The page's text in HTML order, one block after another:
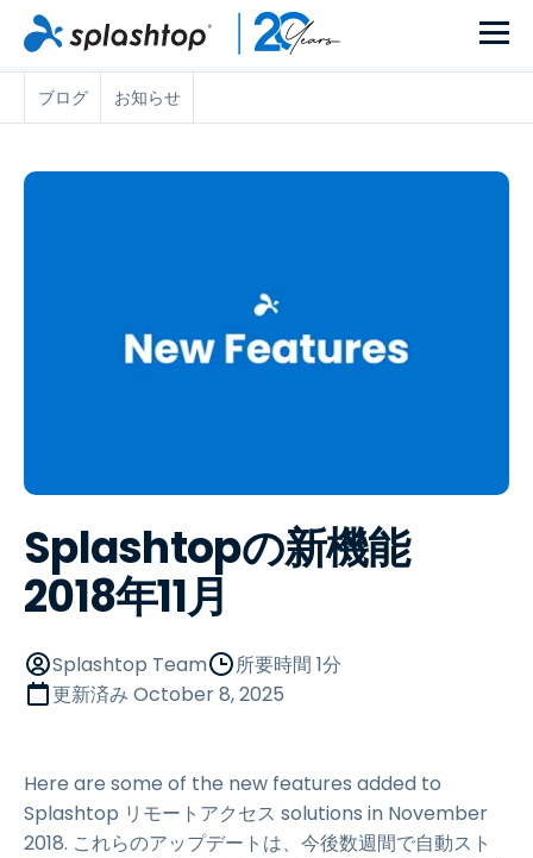
ブログ お知らせ
Splashtopの新機能
2018年11月
Splashtop Team
所要時間 1分
更新済み October 8, 2025
Here are some of the new features added to
Splashtop リモートアクセス solutions in November
2018. これらのアップデートは、今後数週間で自動スト